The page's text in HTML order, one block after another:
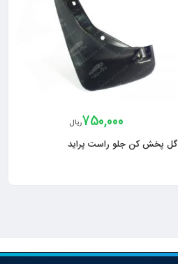
750,000ریال
گل پخش کن جلو راست پراید